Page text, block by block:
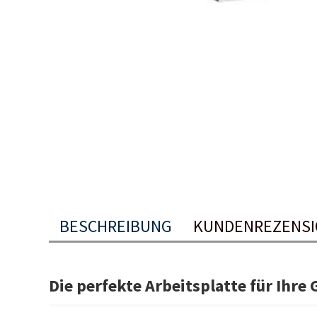
BESCHREIBUNG
Die perfekte Arbeitsplatte für Ihre